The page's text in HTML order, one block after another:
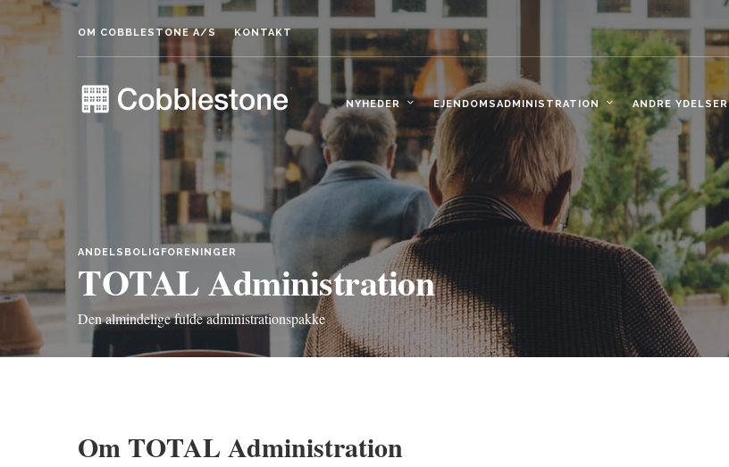
OM COBBLESTONE A/S KONTAKT
NYHEDER EJENDOMSADMINISTRATION ANDRE YDELSER
ANDELSBOLIGFORENINGER
TOTAL Administration
Den almindelige fulde administrationspakke
Om TOTAL Administration